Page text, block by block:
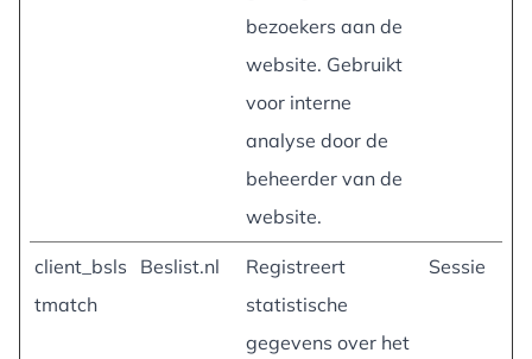
bezoekers aan de
website. Gebruikt
voor interne
analyse door de
beheerder van de
website.
client_bsls
tmatch
Beslist.nl
Registreert
statistische
gegevens over het
Sessie